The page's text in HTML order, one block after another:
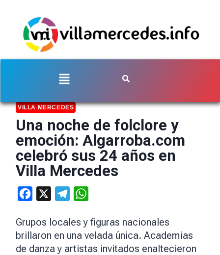
VILLA MERCEDES
Una noche de folclore y
emoción: Algarroba.com
celebró sus 24 años en
Villa Mercedes
Facebook Telegram
Grupos locales y figuras nacionales
brillaron en una velada única. Academias
de danza y artistas invitados enaltecieron